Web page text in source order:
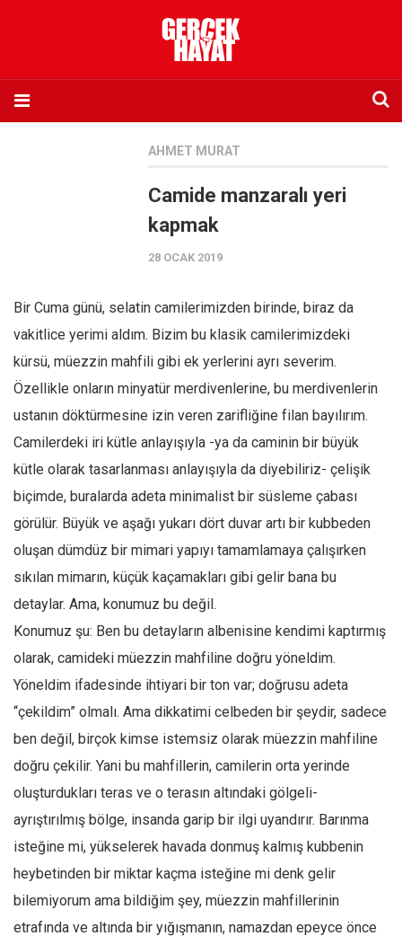
Abone olmak istiyorum
Sosyal Medya
Twitter
Facebook
Instagram
YouTube
Editörden
Yazarlar
Mahmut Toptaş
Yvonne Ridley
Barış Tarımcıoğlu
Ömer Kayani
Yusuf Armağan
Hasanali Yıldırım
Leyla Şerif Emin
Mehmet Ali Tekin
Amina S. Jenenkovic
Bağdagül Öz
AHMET MURAT
Camide manzaralı yeri
kapmak
28 OCAK 2019
Bir Cuma günü, selatin camilerimizden birinde, biraz da
vakitlice yerimi aldım. Bizim bu klasik camilerimizdeki
kürsü, müezzin mahfili gibi ek yerlerini ayrı severim.
Özellikle onların minyatür merdivenlerine, bu merdivenlerin
ustanın döktürmesine izin veren zarifliğine filan bayılırım.
Camilerdeki iri kütle anlayışıyla -ya da caminin bir büyük
kütle olarak tasarlanması anlayışıyla da diyebiliriz- çelişik
biçimde, buralarda adeta minimalist bir süsleme çabası
görülür. Büyük ve aşağı yukarı dört duvar artı bir kubbeden
oluşan dümdüz bir mimari yapıyı tamamlamaya çalışırken
sıkılan mimarın, küçük kaçamakları gibi gelir bana bu
detaylar. Ama, konumuz bu değil.
Konumuz şu: Ben bu detayların albenisine kendimi kaptırmış
olarak, camideki müezzin mahfiline doğru yöneldim.
Yöneldim ifadesinde ihtiyari bir ton var; doğrusu adeta
“çekildim” olmalı. Ama dikkatimi celbeden bir şeydir, sadece
ben değil, birçok kimse istemsiz olarak müezzin mahfiline
doğru çekilir. Yani bu mahfillerin, camilerin orta yerinde
oluşturdukları teras ve o terasın altındaki gölgeli-
ayrıştırılmış bölge, insanda garip bir ilgi uyandırır. Barınma
isteğine mi, yükselerek havada donmuş kalmış kubbenin
heybetinden bir miktar kaçma isteğine mi denk gelir
bilemiyorum ama bildiğim şey, müezzin mahfillerinin
etrafında ve altında bir yığışmanın, namazdan epeyce önce